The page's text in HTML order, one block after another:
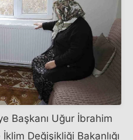
Başkanı Uğur İbrahim
Değişikliği Bakanlığı